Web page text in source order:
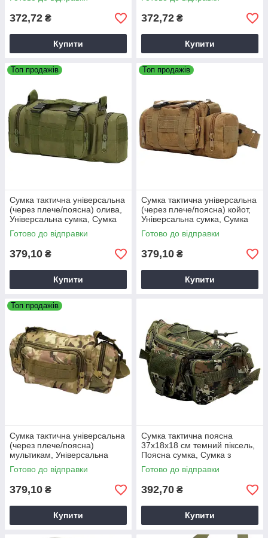
372,72 ₴
Купити
372,72 ₴
Купити
Топ продажів
Сумка тактична універсальна
(через плече/поясна) олива,
Універсальна сумка, Сумка
через плече
Готово до відправки
379,10 ₴
Купити
Топ продажів
Сумка тактична універсальна
(через плече/поясна) койот,
Універсальна сумка, Сумка
через плече
Готово до відправки
379,10 ₴
Купити
Топ продажів
Сумка тактична універсальна
(через плече/поясна)
мультикам, Універсальна
сумка, Сумка через плече
Готово до відправки
379,10 ₴
Купити
Сумка тактична поясна
37х18х18 см темний піксель,
Поясна сумка, Сумка з
кишенями на блискавці
Готово до відправки
392,70 ₴
Купити